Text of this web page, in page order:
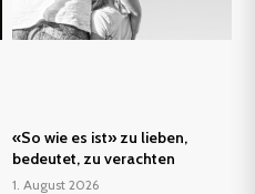
«So wie es ist» zu lieben,
bedeutet, zu verachten
1. August 2026